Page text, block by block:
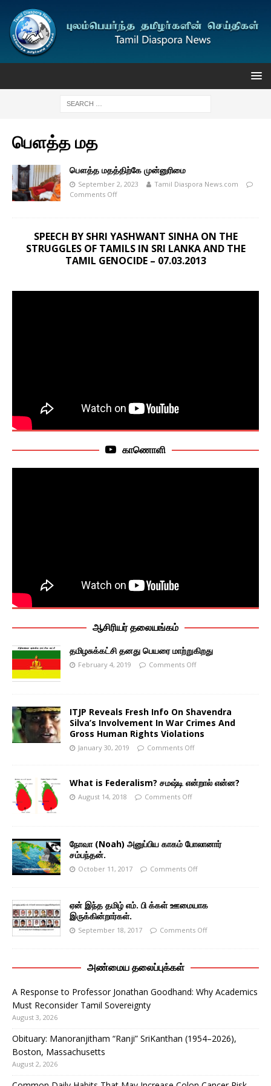
பௌத்த மத
பௌத்த மதத்திற்கே முன்னுரிமை
September 2, 2023
Tamil Diaspora News.com
Comments Off
SPEECH BY SHRI YASHWANT SINHA ON THE
STRUGGLES OF TAMILS IN SRI LANKA AND THE
TAMIL GENOCIDE – 07.03.2013
காணொளி
ஆசிரியர் தலையங்கம்
தமிழசுக்கட்சி தனது பெயரை மாற்றுகிறது
February 4, 2019 Comments Off
ITJP Reveals Fresh Info On Shavendra
Silva’s Involvement In War Crimes And
Gross Human Rights Violations
January 30, 2019 Comments Off
What is Federalism? சமஷ்டி என்றால் என்ன?
August 14, 2018 Comments Off
நோவா (Noah) அனுப்பிய காகம் போலானார்
சம்பந்தன்.
October 11, 2017 Comments Off
ஏன் இந்த தமிழ் எம். பி க்கள் ஊமையாக
இருக்கின்றார்கள்.
September 18, 2017 Comments Off
அண்மைய தலைப்புக்கள்
A Response to Professor Jonathan Goodhand: Why Academics
Must Reconsider Tamil Sovereignty
August 3, 2026
Obituary: Manoranjitham “Ranji” SriKanthan (1954–2026),
Boston, Massachusetts
August 2, 2026